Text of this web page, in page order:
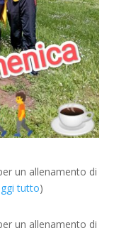
un allenamento di
tutto)
un allenamento di